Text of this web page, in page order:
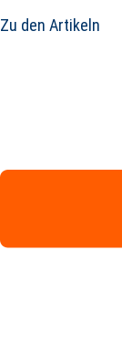
Zu den Artikeln